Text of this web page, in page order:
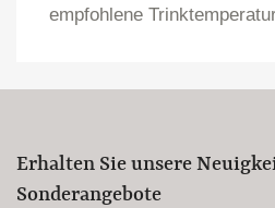
empfohlene
Erhalten Sie unsere
Sonderangebote